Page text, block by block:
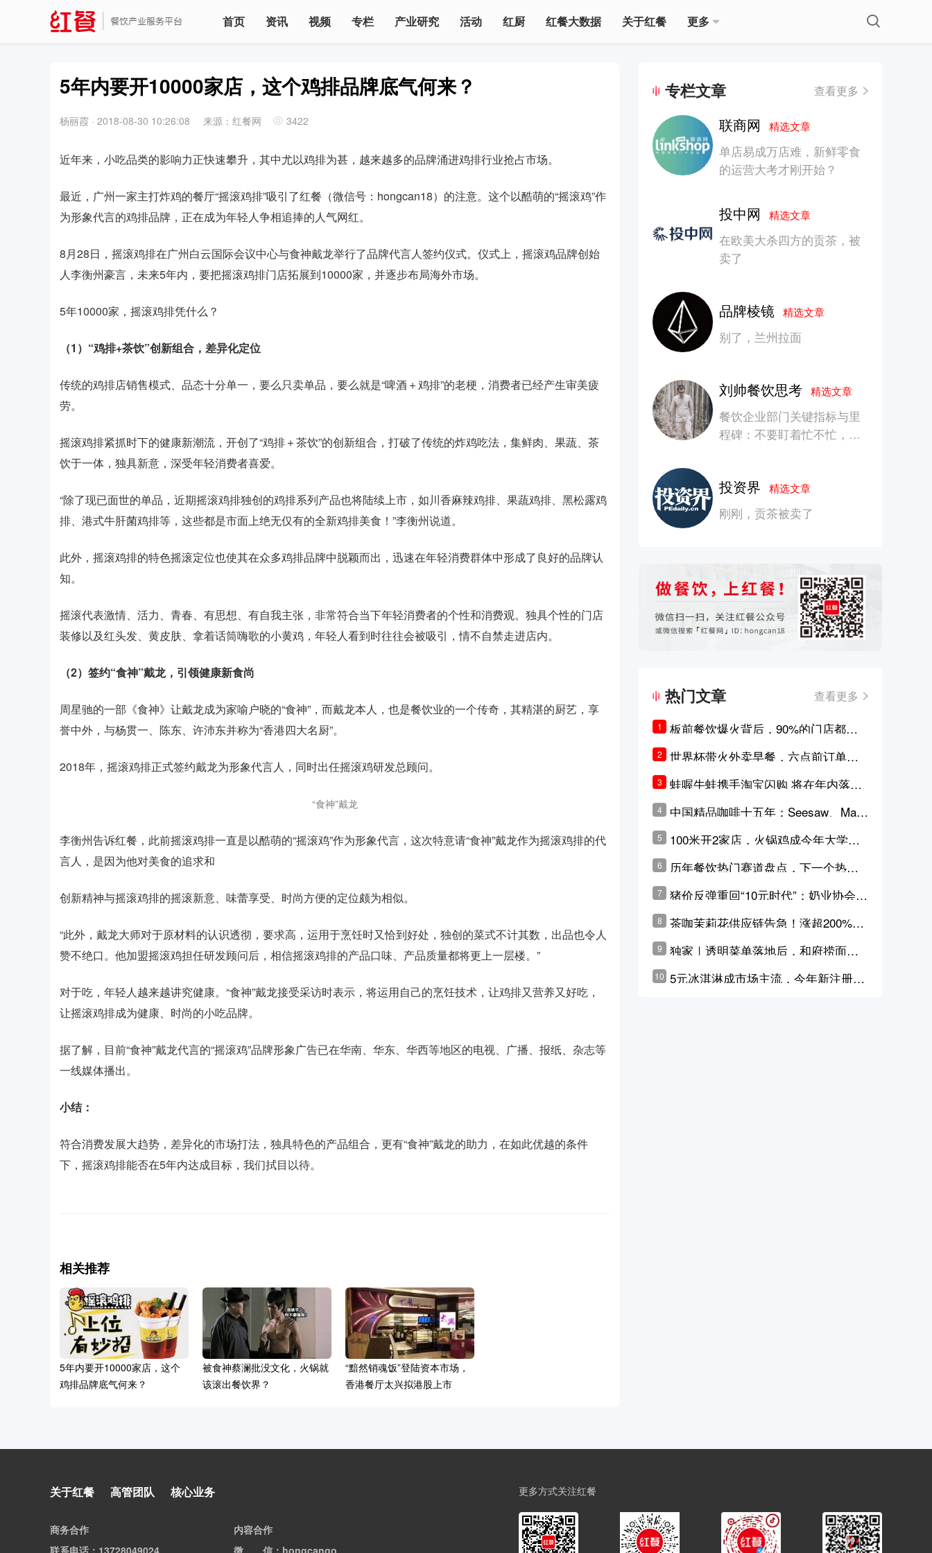
首页 资讯 视频 专栏 产业研究 活动 红厨 红餐大数据 关于红餐 更多
5年内要开10000家店，这个鸡排品牌底气何来？
杨丽霞 · 2018-08-30 10:26:08 来源：红餐网 3422
近年来，小吃品类的影响力正快速攀升，其中尤以鸡排为甚，越来越多的品牌涌进鸡排行业抢占市场。
最近，广州一家主打炸鸡的餐厅“摇滚鸡排”吸引了红餐（微信号：hongcan18）的注意。这个以酷萌的“摇滚鸡”作
为形象代言的鸡排品牌，正在成为年轻人争相追捧的人气网红。
8月28日，摇滚鸡排在广州白云国际会议中心与食神戴龙举行了品牌代言人签约仪式。仪式上，摇滚鸡品牌创始
人李衡州豪言，未来5年内，要把摇滚鸡排门店拓展到10000家，并逐步布局海外市场。
5年10000家，摇滚鸡排凭什么？
（1）“鸡排+茶饮”创新组合，差异化定位
传统的鸡排店销售模式、品态十分单一，要么只卖单品，要么就是“啤酒＋鸡排”的老梗，消费者已经产生审美疲
劳。
摇滚鸡排紧抓时下的健康新潮流，开创了“鸡排＋茶饮”的创新组合，打破了传统的炸鸡吃法，集鲜肉、果蔬、茶
饮于一体，独具新意，深受年轻消费者喜爱。
“除了现已面世的单品，近期摇滚鸡排独创的鸡排系列产品也将陆续上市，如川香麻辣鸡排、果蔬鸡排、黑松露鸡
排、港式牛肝菌鸡排等，这些都是市面上绝无仅有的全新鸡排美食！”李衡州说道。
此外，摇滚鸡排的特色摇滚定位也使其在众多鸡排品牌中脱颖而出，迅速在年轻消费群体中形成了良好的品牌认
知。
摇滚代表激情、活力、青春、有思想、有自我主张，非常符合当下年轻消费者的个性和消费观。独具个性的门店
装修以及红头发、黄皮肤、拿着话筒嗨歌的小黄鸡，年轻人看到时往往会被吸引，情不自禁走进店内。
（2）签约“食神”戴龙，引领健康新食尚
周星驰的一部《食神》让戴龙成为家喻户晓的“食神”，而戴龙本人，也是餐饮业的一个传奇，其精湛的厨艺，享
誉中外，与杨贯一、陈东、许沛东并称为“香港四大名厨”。
2018年，摇滚鸡排正式签约戴龙为形象代言人，同时出任摇滚鸡研发总顾问。
“食神”戴龙
李衡州告诉红餐，此前摇滚鸡排一直是以酷萌的“摇滚鸡”作为形象代言，这次特意请“食神”戴龙作为摇滚鸡排的代
言人，是因为他对美食的追求和
创新精神与摇滚鸡排的摇滚新意、味蕾享受、时尚方便的定位颇为相似。
“此外，戴龙大师对于原材料的认识透彻，要求高，运用于烹饪时又恰到好处，独创的菜式不计其数，出品也令人
赞不绝口。他加盟摇滚鸡担任研发顾问后，相信摇滚鸡排的产品口味、产品质量都将更上一层楼。”
对于吃，年轻人越来越讲究健康。“食神”戴龙接受采访时表示，将运用自己的烹饪技术，让鸡排又营养又好吃，
让摇滚鸡排成为健康、时尚的小吃品牌。
据了解，目前“食神”戴龙代言的“摇滚鸡”品牌形象广告已在华南、华东、华西等地区的电视、广播、报纸、杂志等
一线媒体播出。
小结：
符合消费发展大趋势，差异化的市场打法，独具特色的产品组合，更有“食神”戴龙的助力，在如此优越的条件
下，摇滚鸡排能否在5年内达成目标，我们拭目以待。
相关推荐
5年内要开10000家店，这个
鸡排品牌底气何来？
被食神蔡澜批没文化，火锅就
该滚出餐饮界？
“黯然销魂饭”登陆资本市场，
香港餐厅太兴拟港股上市
味秘诀，那些独领风骚的“厨
招？
专栏文章 查看更多
联商网精选文章
单店易成万店难，新鲜零食
的运营大考才刚开始？
投中网精选文章
在欧美大杀四方的贡茶，被
卖了
品牌棱镜精选文章
别了，兰州拉面
刘帅餐饮思考精选文章
餐饮企业部门关键指标与里
程碑：不要盯着忙不忙，要
投资界精选文章
刚刚，贡茶被卖了
热门文章 查看更多
1
板前餐饮爆火背后，90%的门店都只
是徒有其表的刻意作秀？
2
世界杯带火外卖早餐，六点前订单大
涨超5成，巴西比赛成“早餐带货王”
3
蛙喔牛蛙携手淘宝闪购 将在年内落地3
4
中国精品咖啡十五年：Seesaw、Man
ner、M Stand为何结出了不同的果
实？
5
100米开2家店，火锅鸡成今年大学城
6
历年餐饮热门赛道盘点，下一个热门
7
猪价反弹重回“10元时代”；奶业协会称
原奶价格现回暖迹象
8
茶咖茉莉花供应链告急！涨超200%，
横州花价冲破50元一斤
9
独家｜透明菜单落地后，和府捞面李
学林公布未来10年计划
10 5元冰淇淋成市场主流，今年新注册相
关于红餐 高管团队 核心业务
商务合作
联系电话 ：13728049024
内容合作
微信：hongcango
更多方式关注红餐